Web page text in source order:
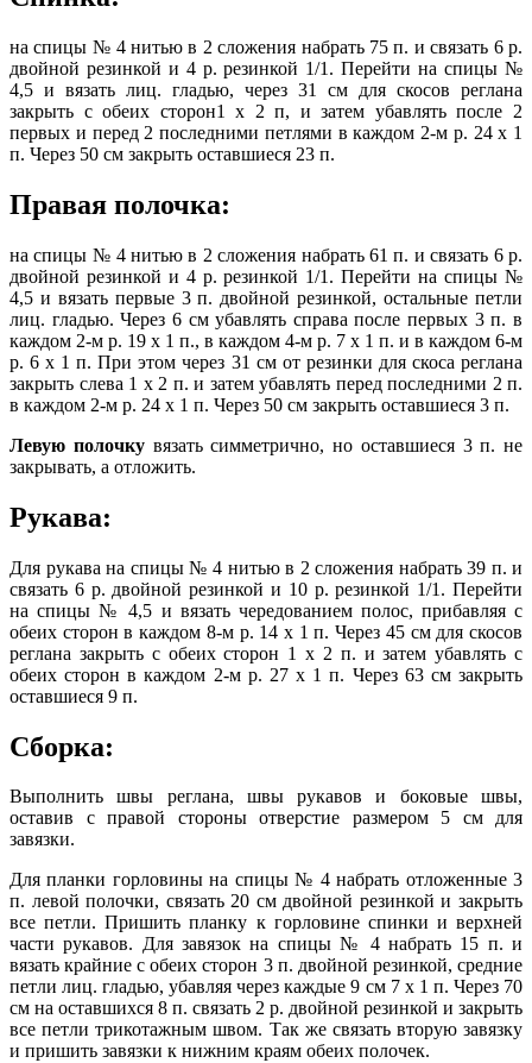
на спицы № 4 нитью в 2 сложения набрать 75 п. и связать 6 р.
двойной резинкой и 4 р. резинкой 1/1. Перейти на спицы №
4,5 и вязать лиц. гладью, через 31 см для скосов реглана
закрыть с обеих сторон1 х 2 п, и затем убавлять после 2
первых и перед 2 последними петлями в каждом 2-м р. 24 х 1
п. Через 50 см закрыть оставшиеся 23 п.
Правая полочка:
на спицы № 4 нитью в 2 сложения набрать 61 п. и связать 6 р.
двойной резинкой и 4 р. резинкой 1/1. Перейти на спицы №
4,5 и вязать первые 3 п. двойной резинкой, остальные петли
лиц. гладью. Через 6 см убавлять справа после первых 3 п. в
каждом 2-м р. 19 х 1 п., в каждом 4-м р. 7 х 1 п. и в каждом 6-м
р. 6 х 1 п. При этом через 31 см от резинки для скоса реглана
закрыть слева 1 х 2 п. и затем убавлять перед последними 2 п.
в каждом 2-м р. 24 х 1 п. Через 50 см закрыть оставшиеся 3 п.
Левую полочкувязать симметрично, но оставшиеся 3 п. не
закрывать, а отложить.
Рукава:
Для рукава на спицы № 4 нитью в 2 сложения набрать 39 п. и
связать 6 р. двойной резинкой и 10 р. резинкой 1/1. Перейти
на спицы № 4,5 и вязать чередованием полос, прибавляя с
обеих сторон в каждом 8-м р. 14 х 1 п. Через 45 см для скосов
реглана закрыть с обеих сторон 1 х 2 п. и затем убавлять с
обеих сторон в каждом 2-м р. 27 х 1 п. Через 63 см закрыть
оставшиеся 9 п.
Сборка:
Выполнить швы реглана, швы рукавов и боковые швы,
оставив с правой стороны отверстие размером 5 см для
завязки.
Для планки горловины на спицы № 4 набрать отложенные 3
п. левой полочки, связать 20 см двойной резинкой и закрыть
все петли. Пришить планку к горловине спинки и верхней
части рукавов. Для завязок на спицы № 4 набрать 15 п. и
вязать крайние с обеих сторон 3 п. двойной резинкой, средние
петли лиц. гладью, убавляя через каждые 9 см 7 х 1 п. Через 70
см на оставшихся 8 п. связать 2 р. двойной резинкой и закрыть
все петли трикотажным швом. Так же связать вторую завязку
и пришить завязки к нижним краям обеих полочек.